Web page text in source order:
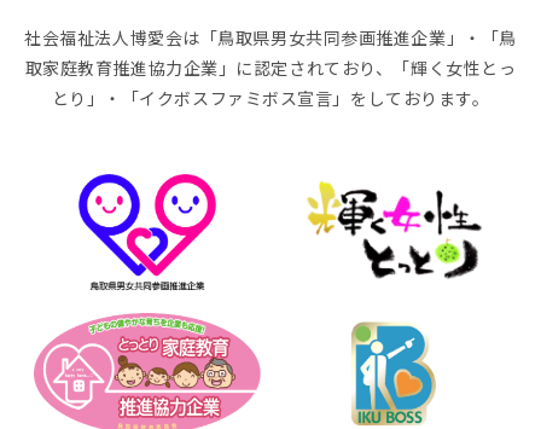
社会福祉法人博愛会は「鳥取県男女共同参画推進企業」・「鳥
取家庭教育推進協力企業」に認定されており、「輝く女性とっ
とり」・「イクボスファミボス宣言」をしております。